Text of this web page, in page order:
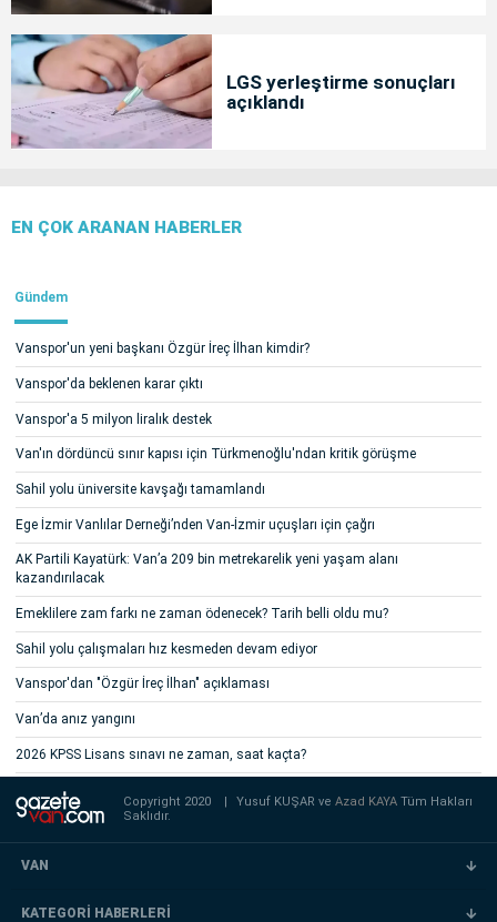
LGS yerleştirme sonuçları
açıklandı
EN ÇOK ARANAN HABERLER
Gündem
Vanspor'un yeni başkanı Özgür İreç İlhan kimdir?
Vanspor'da beklenen karar çıktı
Vanspor'a 5 milyon liralık destek
Van'ın dördüncü sınır kapısı için Türkmenoğlu'ndan kritik görüşme
Sahil yolu üniversite kavşağı tamamlandı
Ege İzmir Vanlılar Derneği’nden Van-İzmir uçuşları için çağrı
AK Partili Kayatürk: Van’a 209 bin metrekarelik yeni yaşam alanı
kazandırılacak
Emeklilere zam farkı ne zaman ödenecek? Tarih belli oldu mu?
Sahil yolu çalışmaları hız kesmeden devam ediyor
Vanspor'dan "Özgür İreç İlhan" açıklaması
Van’da anız yangını
2026 KPSS Lisans sınavı ne zaman, saat kaçta?
Copyright 2020 Yusuf KUŞAR veAzad KAYATüm Hakları
Saklıdır.
VAN
KATEGORİ HABERLERİ